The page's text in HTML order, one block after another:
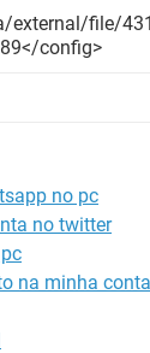
external/file/
config>
no pc
no twitter
na minha